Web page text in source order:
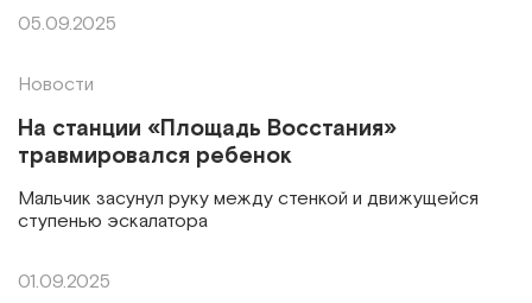
05.09.2025
Новости
На станции «Площадь Восстания»
травмировался ребенок
Мальчик засунул руку между стенкой и движущейся
ступенью эскалатора
01.09.2025